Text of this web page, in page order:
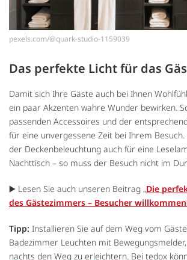
pexels.com/@quark-studio-1159039
Das perfekte Licht für das
Damit sich Ihre Gäste auch bei Ihnen
ein paar Akzenten wahre Wunder bewirken.
passenden Accessoires und der
für eine unvergessene Zeit bei Ihrem Besuch.
der Deckenbeleuchtung auch für eine
Nachttisch – so muss der Besuch nicht im
▶️ Lesen Sie auch unseren Beitrag „Die
des Gästezimmers – Besucher
Tipp: Installieren Sie auf dem Weg vom
Badezimmer Leuchten mit
nachts den Weg zu erleichtern. Bei tedox